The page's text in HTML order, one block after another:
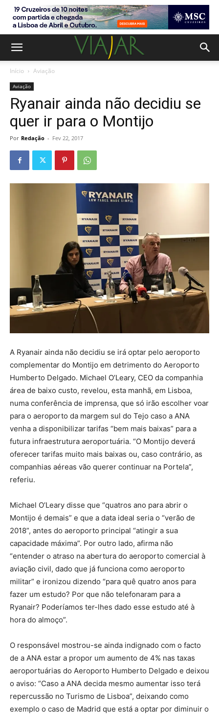
Início Aviação
Aviação
Ryanair ainda não decidiu se
quer ir para o Montijo
Por Redação - Fev 22, 2017
A Ryanair ainda não decidiu se irá optar pelo aeroporto
complementar do Montijo em detrimento do Aeroporto
Humberto Delgado. Michael O’Leary, CEO da companhia
área de baixo custo, revelou, esta manhã, em Lisboa,
numa conferência de imprensa, que só irão escolher voar
para o aeroporto da margem sul do Tejo caso a ANA
venha a disponibilizar tarifas “bem mais baixas” para a
futura infraestrutura aeroportuária. “O Montijo deverá
oferecer tarifas muito mais baixas ou, caso contrário, as
companhias aéreas vão querer continuar na Portela”,
referiu.
Michael O’Leary disse que “quatros ano para abrir o
Montijo é demais” e que a data ideal seria o “verão de
2018”, antes do aeroporto principal “atingir a sua
capacidade máxima”. Por outro lado, afirma não
“entender o atraso na abertura do aeroporto comercial à
aviação civil, dado que já funciona como aeroporto
militar” e ironizou dizendo “para quê quatro anos para
fazer um estudo? Por que não telefonaram para a
Ryanair? Poderíamos ter-lhes dado esse estudo até à
hora do almoço”.
O responsável mostrou-se ainda indignado com o facto
de a ANA estar a propor um aumento de 4% nas taxas
aeroportuárias do Aeroporto Humberto Delgado e deixou
o aviso: “Caso a ANA decida mesmo aumentar isso terá
repercussão no Turismo de Lisboa”, deixando como
exemplo o caso de Madrid que está a optar por diminuir o